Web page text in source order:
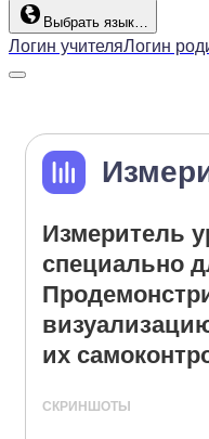
Выбрать язык…
Логин учителяЛогин
Измеритель
специально
их
СКРИНШОТЫ